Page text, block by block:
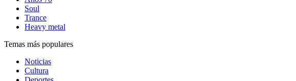
Soul
Trance
Heavy metal
Temas más populares
Noticias
Cultura